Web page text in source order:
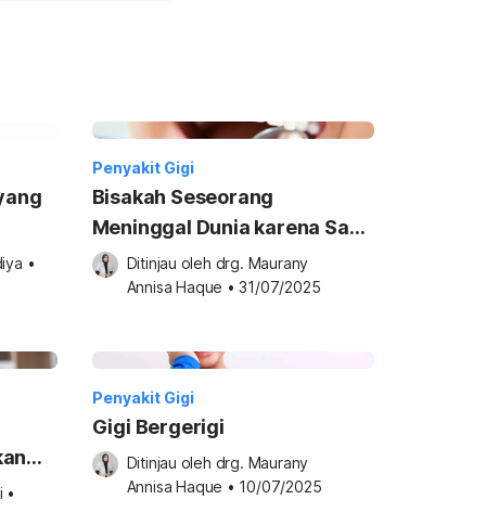
•
Penyakit Gigi
Bisakah Seseorang
Meninggal Dunia karena Sakit
Gigi?Ditinjau oleh drg. Maurany
Annisa Haque • 31/07/2025
•
Penyakit Gigi
Gigi Bergerigi
Ditinjau oleh drg. Maurany
Annisa Haque • 10/07/2025